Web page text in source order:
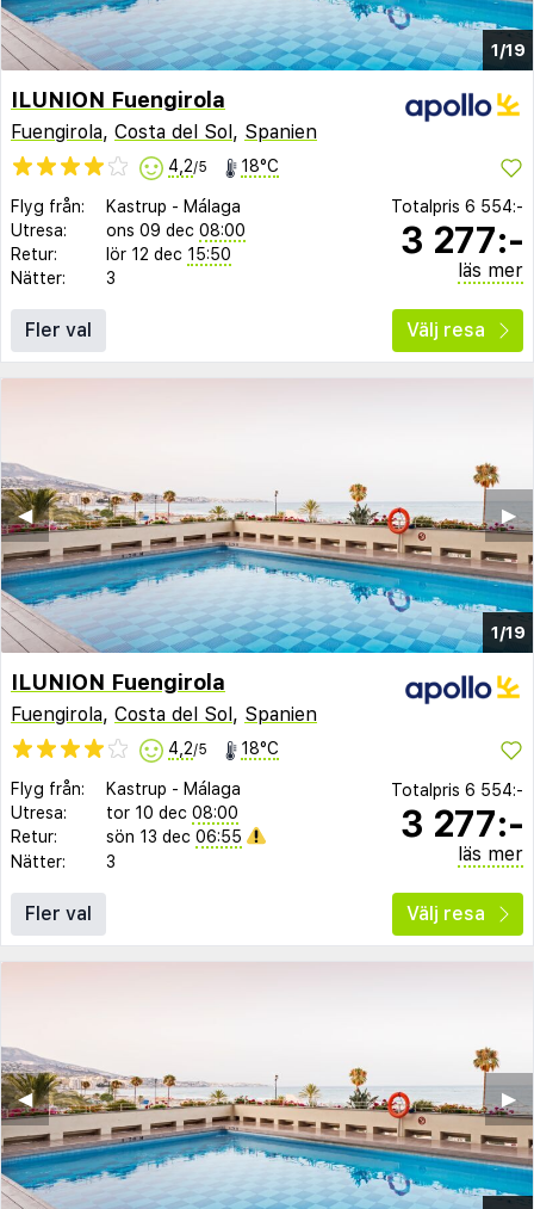
1/19
ILUNION Fuengirola
Fuengirola, Costa del Sol , Spanien
4,2/5 18°C
Flyg från: Kastrup - Málaga
Utresa:
ons 09 dec 08:00
Retur:
lör 12 dec 15:50
Nätter:
3
Totalpris 6 554:-
3 277:-
läs mer
Fler val Välj resa
1/19
▶︎
◀︎
ILUNION Fuengirola
Fuengirola, Costa del Sol , Spanien
4,2/5 18°C
Flyg från: Kastrup - Málaga
Utresa:
tor 10 dec 08:00
Retur:
sön 13 dec 06:55
Nätter:
3
Totalpris 6 554:-
3 277:-
läs mer
Fler val Välj resa
▶︎
◀︎